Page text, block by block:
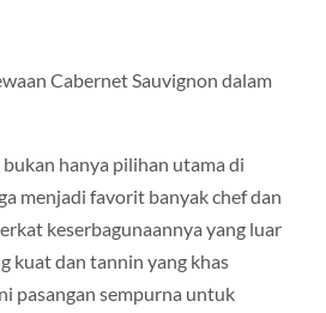
Cabernet Sauvignon dalam
hanya pilihan utama di
menjadi favorit banyak chef dan
keserbagunaannya yang luar
kuat dan tannin yang khas
pasangan sempurna untuk